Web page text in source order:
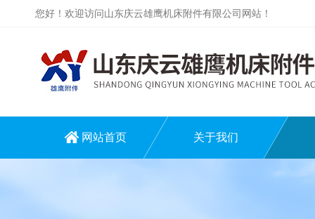
您好！欢迎访问山东庆云雄鹰机床附件有限公司网站！
网站首页 关于我们